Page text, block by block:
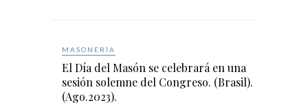
MASONERÍA
El Día del Masón se celebrará en una
sesión solemne del Congreso. (Brasil).
(Ago.2023).